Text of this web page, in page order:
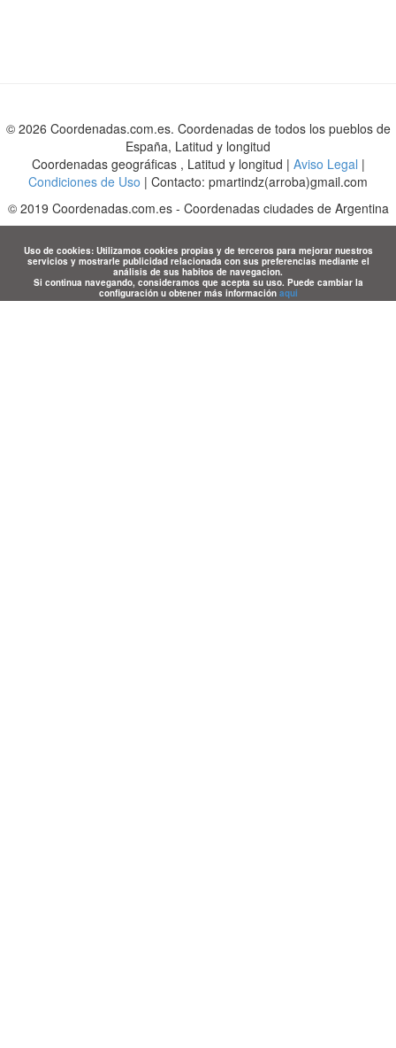
© 2026 Coordenadas.com.es. Coordenadas de todos los pueblos de
España, Latitud y longitud
Coordenadas geográficas , Latitud y longitud | Aviso Legal |
Condiciones de Uso | Contacto: pmartindz(arroba)gmail.com
© 2019 Coordenadas.com.es- Coordenadas ciudades de Argentina
Uso de cookies: Utilizamos cookies propias y de terceros para mejorar nuestros
servicios y mostrarle publicidad relacionada con sus preferencias mediante el
análisis de sus habitos de navegacion.
Si continua navegando, consideramos que acepta su uso. Puede cambiar la
configuración u obtener más información aqui